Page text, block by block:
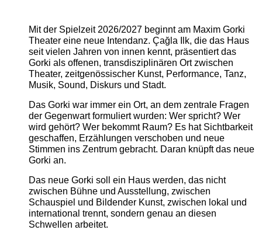
Mit der Spielzeit 2026/2027 beginnt am Maxim Gorki
Theater eine neue Intendanz. Çağla Ilk, die das Haus
seit vielen Jahren von innen kennt, präsentiert das
Gorki als offenen, transdisziplinären Ort zwischen
Theater, zeitgenössischer Kunst, Performance, Tanz,
Musik, Sound, Diskurs und Stadt.
Das Gorki war immer ein Ort, an dem zentrale Fragen
der Gegenwart formuliert wurden: Wer spricht? Wer
wird gehört? Wer bekommt Raum? Es hat Sichtbarkeit
geschaffen, Erzählungen verschoben und neue
Stimmen ins Zentrum gebracht. Daran knüpft das neue
Gorki an.
Das neue Gorki soll ein Haus werden, das nicht
zwischen Bühne und Ausstellung, zwischen
Schauspiel und Bildender Kunst, zwischen lokal und
international trennt, sondern genau an diesen
Schwellen arbeitet.